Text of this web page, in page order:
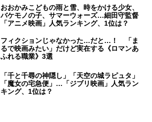
おおかみこどもの雨と雪、時をかける少女、
バケモノの子、サマーウォーズ…細田守監督
「アニメ映画」人気ランキング、1位は？
フィクションじゃなかった…だと…！ 「ま
るで映画みたい」だけど実在する《ロマンあ
ふれる職業》3選
「千と千尋の神隠し」「天空の城ラピュタ」
「魔女の宅急便」…「ジブリ映画」人気ラン
キング、1位は？